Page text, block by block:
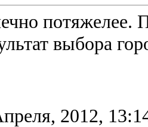
потяжелее.
выбора
2012,